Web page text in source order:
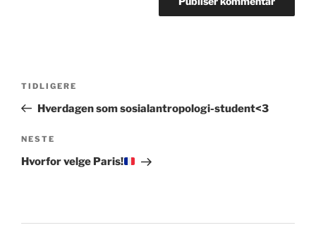
Innleggsnavigasjon
Forrige
innlegg
TIDLIGERE
Hverdagen som sosialantropologi-student<3
Neste
innlegg
NESTE
Hvorfor velge Paris!